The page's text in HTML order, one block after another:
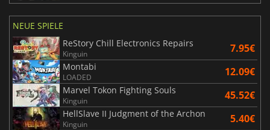
NEUE SPIELE
ReStory Chill Electronics Repairs
Kinguin 7.95€
Montabi
LOADED 12.09€
Marvel Tokon Fighting Souls
Kinguin 45.52€
HellSlave II Judgment of the Archon
Kinguin 5.40€